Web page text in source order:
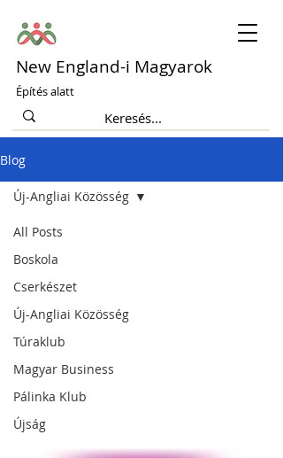
New England-i Magyarok
Építés alatt
Blog
All Posts
Boskola
Cserkészet
Új-Angliai Közösség
Túraklub
Magyar Business
Pálinka Klub
Újság
Új-Angliai Közösség